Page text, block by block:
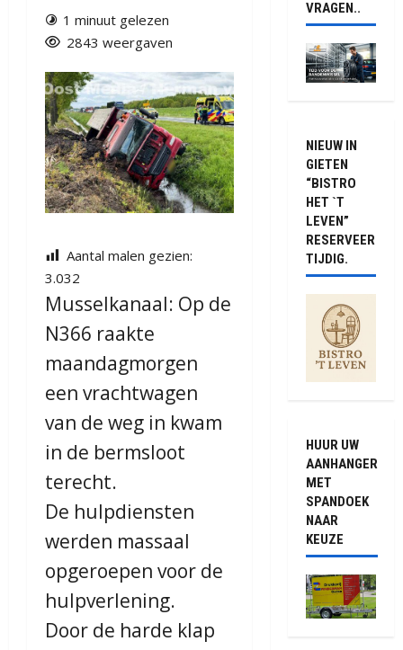
1 minuut gelezen
2843 weergaven
Aantal malen gezien:
3.032
Musselkanaal: Op de
N366 raakte
maandagmorgen
een vrachtwagen
van de weg in kwam
in de bermsloot
terecht.
De hulpdiensten
werden massaal
opgeroepen voor de
hulpverlening.
Door de harde klap
VRAGEN..
NIEUW IN
GIETEN
“BISTRO
HET `T
LEVEN”
RESERVEER
TIJDIG.
HUUR UW
AANHANGER
MET
SPANDOEK
NAAR
KEUZE